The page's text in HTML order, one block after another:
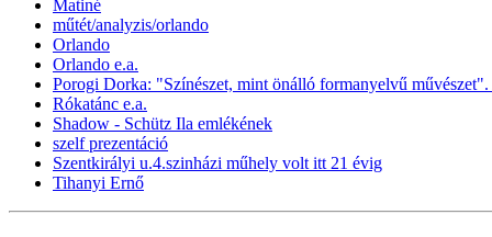
Matiné
műtét/analyzis/orlando
Orlando
Orlando e.a.
Porogi Dorka: "Színészet, mint önálló formanyelvű
Rókatánc e.a.
Shadow - Schütz Ila emlékének
szelf prezentáció
Szentkirályi u.4.szinházi műhely volt itt 21 évig
Tihanyi Ernő